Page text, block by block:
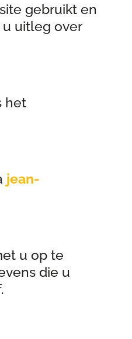
gebruikt en
uitleg over
het
jean-
u op te
die u